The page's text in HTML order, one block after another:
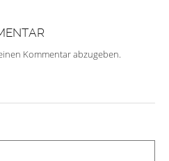
Kommentar abzugeben.